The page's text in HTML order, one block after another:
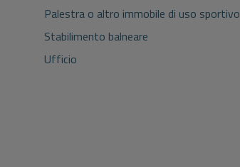
Palestra o altro immobile di uso sportivo
Stabilimento balneare
Ufficio